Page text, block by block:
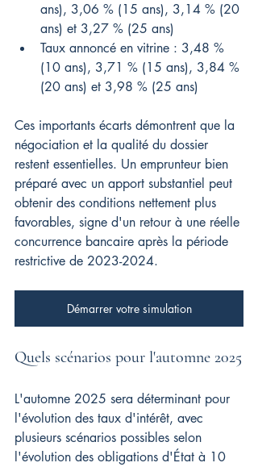
ans), 3,06 % (15 ans), 3,14 % (20
ans) et 3,27 % (25 ans)
Taux annoncé en vitrine : 3,48 %
(10 ans), 3,71 % (15 ans), 3,84 %
(20 ans) et 3,98 % (25 ans)
Ces importants écarts démontrent que la
négociation et la qualité du dossier
restent essentielles. Un emprunteur bien
préparé avec un apport substantiel peut
obtenir des conditions nettement plus
favorables, signe d'un retour à une réelle
concurrence bancaire après la période
restrictive de 2023-2024.
Démarrer votre simulation
Quels scénarios pour l'automne 2025
L'automne 2025 sera déterminant pour
l'évolution des taux d'intérêt, avec
plusieurs scénarios possibles selon
l'évolution des obligations d'État à 10